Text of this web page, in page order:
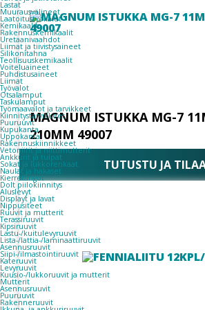
Lastat
Muurausvälineet
Laatoitustyökalut
Kemikaalit
Rakennuskemikaalit
Uretaanivaahdot
Liimat ja tiivistysaineet
Silikonitahna
Teollisuuskemikaalit
Voiteluaineet
Puhdistusaineet
Liimat
Työvalot
Otsalamput
Taskulamput
Työmaavalot ja tarvikkeet
Kiinnitys­tarvikkeet
Puuruuvit
Kupukanta
Uppokanta
Rakennuskiinnikkeet
Vetoniitit ja niittimutterit
Ankkurit ja tulpat
Sokat ja lukkorenkaat
Naulat ja hakaset
Kierretangot
Dolt piilokiinnitys
Aluslevyt
Displayt ja lavat
Nippusiteet
Ruuvit ja mutterit
Terassiruuvit
Kipsiruuvit
Lastu-/kuitulevyruuvit
Lista-/lattia-/laminaattiruuvit
Asennusruuvit
Siipi-/ilmastointiruuvit
Kateruuvit
Levyruuvit
Kuusio-/lukkoruuvit ja mutterit
Mutterit
Asennusruuvit
Puuruuvit
Rakenneruuvit
MAGNUM ISTUKKA MG-7
210MM 49007
TUTUSTU JA